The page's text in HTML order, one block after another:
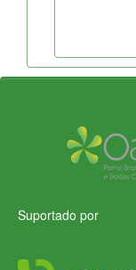
Suportado por